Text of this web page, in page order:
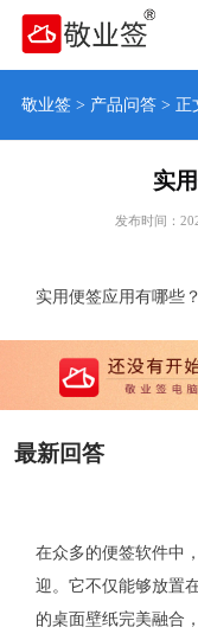
敬业签> 产品问答> 正
实
发布时间：
实用便签应用有哪些？
最新回答
在众多的便签软件中
迎。它不仅能够放置
的桌面壁纸完美融合